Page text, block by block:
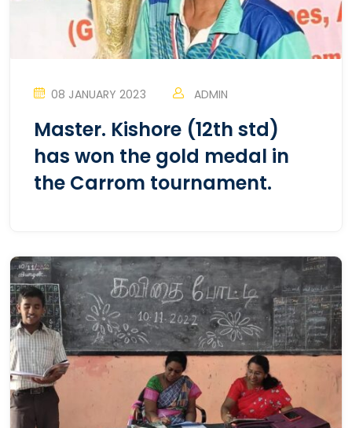
08 JANUARY 2023 ADMIN
Master. Kishore (12th std)
has won the gold medal in
the Carrom tournament.